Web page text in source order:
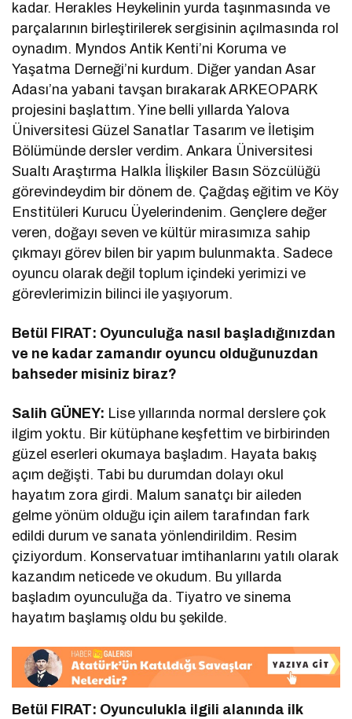
kadar. Herakles Heykelinin yurda taşınmasında ve
parçalarının birleştirilerek sergisinin açılmasında rol
oynadım. Myndos Antik Kenti’ni Koruma ve
Yaşatma Derneği’ni kurdum. Diğer yandan Asar
Adası’na yabani tavşan bırakarak ARKEOPARK
projesini başlattım. Yine belli yıllarda Yalova
Üniversitesi Güzel Sanatlar Tasarım ve İletişim
Bölümünde dersler verdim. Ankara Üniversitesi
Sualtı Araştırma Halkla İlişkiler Basın Sözcülüğü
görevindeydim bir dönem de. Çağdaş eğitim ve Köy
Enstitüleri Kurucu Üyelerindenim. Gençlere değer
veren, doğayı seven ve kültür mirasımıza sahip
çıkmayı görev bilen bir yapım bulunmakta. Sadece
oyuncu olarak değil toplum içindeki yerimizi ve
görevlerimizin bilinci ile yaşıyorum.
Betül FIRAT: Oyunculuğa nasıl başladığınızdan
ve ne kadar zamandır oyuncu olduğunuzdan
bahseder misiniz biraz?
Salih GÜNEY: Lise yıllarında normal derslere çok
ilgim yoktu. Bir kütüphane keşfettim ve birbirinden
güzel eserleri okumaya başladım. Hayata bakış
açım değişti. Tabi bu durumdan dolayı okul
hayatım zora girdi. Malum sanatçı bir aileden
gelme yönüm olduğu için ailem tarafından fark
edildi durum ve sanata yönlendirildim. Resim
çiziyordum. Konservatuar imtihanlarını yatılı olarak
kazandım neticede ve okudum. Bu yıllarda
başladım oyunculuğa da. Tiyatro ve sinema
hayatım başlamış oldu bu şekilde.
Betül FIRAT: Oyunculukla ilgili alanında ilk